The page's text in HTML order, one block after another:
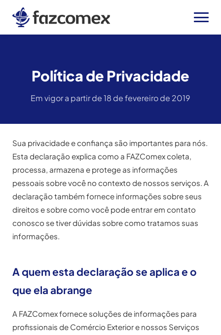
Política de Privacidade
Em vigor a partir de 18 de fevereiro de 2019
Sua privacidade e confiança são importantes para nós.
Esta declaração explica como a FAZComex coleta,
processa, armazena e protege as informações
pessoais sobre você no contexto de nossos serviços. A
declaração também fornece informações sobre seus
direitos e sobre como você pode entrar em contato
conosco se tiver dúvidas sobre como tratamos suas
informações.
A quem esta declaração se aplica e o
que ela abrange
A FAZComex fornece soluções de informações para
profissionais de Comércio Exterior e nossos Serviços